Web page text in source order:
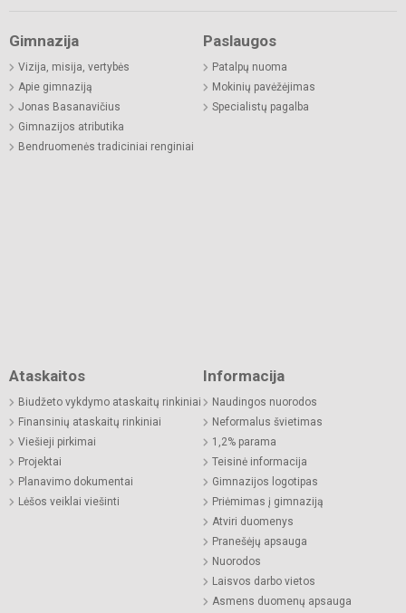
Gimnazija
Vizija, misija, vertybės
Apie gimnaziją
Jonas Basanavičius
Gimnazijos atributika
Bendruomenės tradiciniai renginiai
Paslaugos
Patalpų nuoma
Mokinių pavėžėjimas
Specialistų pagalba
Ataskaitos
Biudžeto vykdymo ataskaitų rinkiniai
Finansinių ataskaitų rinkiniai
Viešieji pirkimai
Projektai
Planavimo dokumentai
Lėšos veiklai viešinti
Informacija
Naudingos nuorodos
Neformalus švietimas
1,2% parama
Teisinė informacija
Gimnazijos logotipas
Priėmimas į gimnaziją
Atviri duomenys
Pranešėjų apsauga
Nuorodos
Laisvos darbo vietos
Asmens duomenų apsauga